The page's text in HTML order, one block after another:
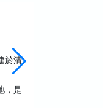
於清
，是